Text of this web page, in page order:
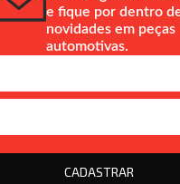
e fique por dentro
novidades em peças
automotivas.
CADASTRAR